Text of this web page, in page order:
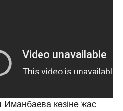
көзіне жас